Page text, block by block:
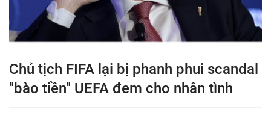
Chủ tịch FIFA lại bị phanh phui scandal
"bào tiền" UEFA đem cho nhân tình